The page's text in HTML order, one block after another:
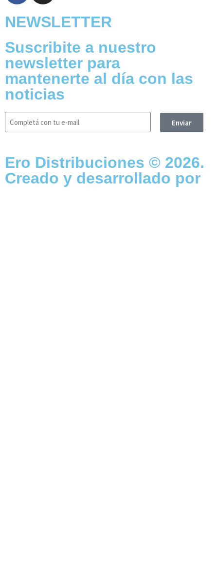
NEWSLETTER
Suscribite a nuestro
newsletter para
mantenerte al día con las
noticias
Enviar
Ero Distribuciones © 2026.
Creado y desarrollado por